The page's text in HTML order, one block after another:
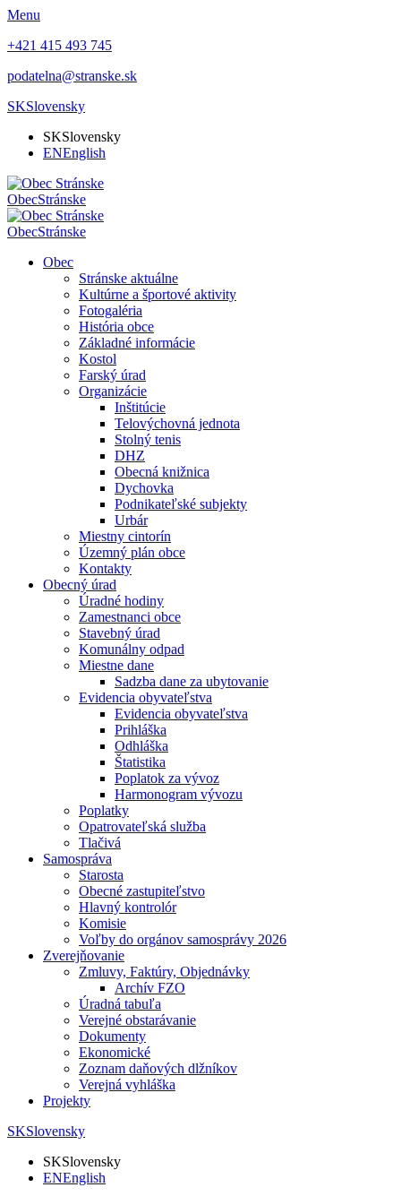
Menu
+421 415 493 745
podatelna@stranske.sk
SKSlovensky
SKSlovensky
ENEnglish
ObecStránske
ObecStránske
Obec
Stránske aktuálne
Kultúrne a športové aktivity
Fotogaléria
História obce
Základné informácie
Kostol
Farský úrad
Organizácie
Inštitúcie
Telovýchovná jednota
Stolný tenis
DHZ
Obecná knižnica
Dychovka
Podnikateľské subjekty
Urbár
Miestny cintorín
Územný plán obce
Kontakty
Obecný úrad
Úradné hodiny
Zamestnanci obce
Stavebný úrad
Komunálny odpad
Miestne dane
Sadzba dane za ubytovanie
Evidencia obyvateľstva
Evidencia obyvateľstva
Prihláška
Odhláška
Štatistika
Poplatok za vývoz
Harmonogram vývozu
Poplatky
Opatrovateľská služba
Tlačivá
Samospráva
Starosta
Obecné zastupiteľstvo
Hlavný kontrolór
Komisie
Voľby do orgánov samosprávy 2026
Zverejňovanie
Zmluvy, Faktúry, Objednávky
Archív FZO
Úradná tabuľa
Verejné obstarávanie
Dokumenty
Ekonomické
Zoznam daňových dlžníkov
Verejná vyhláška
Projekty
SKSlovensky
SKSlovensky
ENEnglish